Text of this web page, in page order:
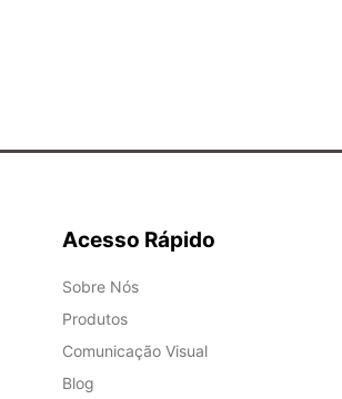
Acesso Rápido
Sobre Nós
Produtos
Comunicação Visual
Blog